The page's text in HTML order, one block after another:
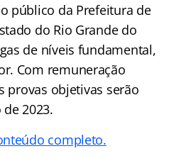
público da Prefeitura de
do Rio Grande do
de níveis fundamental,
Com remuneração
provas objetivas serão
2023.
completo.